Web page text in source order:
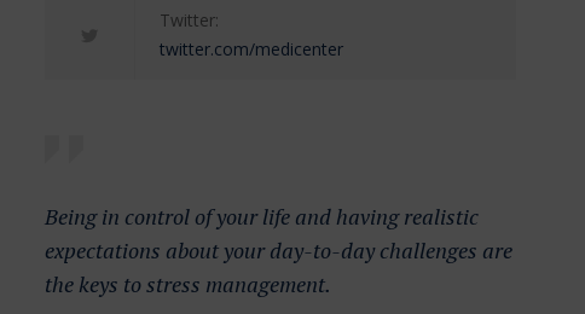
Twitter:
twitter.com/medicenter
Being in control of your life and having realistic
expectations about your day-to-day challenges are
the keys to stress management.